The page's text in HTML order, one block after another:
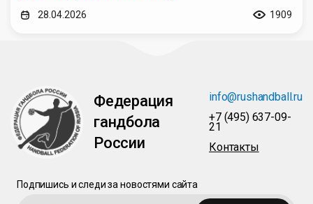
28.04.2026 1909
Федерация
гандбола
России
info@rushandball.ru
+7 (495) 637-09-
21
Контакты
Подпишись и следи за новостями сайта